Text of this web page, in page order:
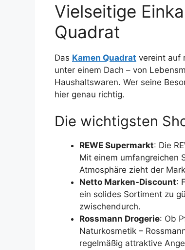
Vielseitige
Quadrat
Das Kamen Quadrat vereint auf
unter einem Dach – von
Haushaltswaren. Wer seine
hier genau richtig.
Die wichtigsten
REWE Supermarkt: Die
Mit einem umfangreichen
Atmosphäre zieht der
Netto Marken-Discount:
ein solides Sortiment zu
zwischendurch.
Rossmann Drogerie: Ob
Naturkosmetik –
regelmäßig attraktive